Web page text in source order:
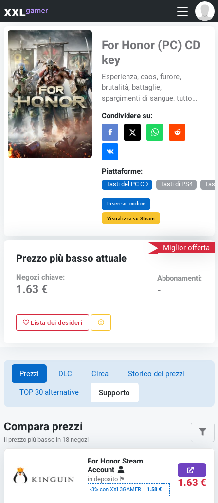
For Honor (PC) CD
key
Esperienza, caos, furore,
brutalità, battaglie,
spargimenti di sangue, tutto
nell'ultimo titolo d'azione per
l'onore...
Condividere su:
Piattaforme:
Tasti del PC CD Tasti di PS4
Inserisci codice
Visualizza su Steam
Miglior offerta
Prezzo più basso attuale
Negozi chiave:
1.63 €
Abbonamenti:
-
Lista dei desideri
Prezzi DLC Circa Storico dei prezzi
TOP 30 alternative Supporto
Compara prezzi
il prezzo più basso in 18 negozi
For Honor Steam
Account
in deposito 🏴
-3% con XXL3GAMER =1.58 € 1.63 €